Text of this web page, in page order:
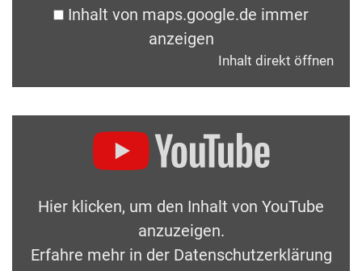
Inhalt von maps.google.de immer
anzeigen
Inhalt direkt öffnen
Hier klicken, um den Inhalt von YouTube
anzuzeigen.
Erfahre mehr in der Datenschutzerklärung